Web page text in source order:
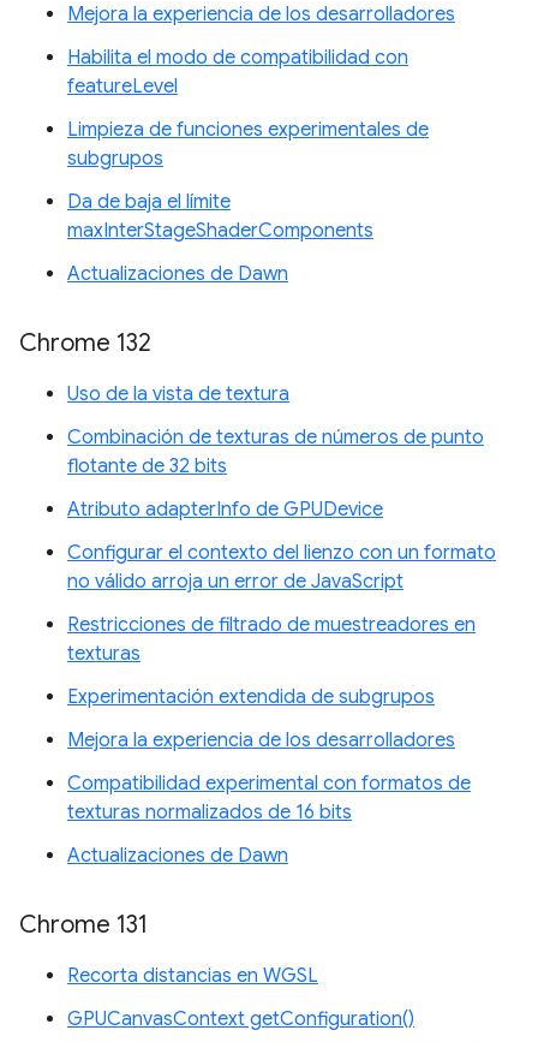
Mejora la experiencia de los desarrolladores
Habilita el modo de compatibilidad con
featureLevel
Limpieza de funciones experimentales de
subgrupos
Da de baja el límite
maxInterStageShaderComponents
Actualizaciones de Dawn
Chrome 132
Uso de la vista de textura
Combinación de texturas de números de punto
flotante de 32 bits
Atributo adapterInfo de GPUDevice
Configurar el contexto del lienzo con un formato
no válido arroja un error de JavaScript
Restricciones de filtrado de muestreadores en
texturas
Experimentación extendida de subgrupos
Mejora la experiencia de los desarrolladores
Compatibilidad experimental con formatos de
texturas normalizados de 16 bits
Actualizaciones de Dawn
Chrome 131
Recorta distancias en WGSL
GPUCanvasContext getConfiguration()